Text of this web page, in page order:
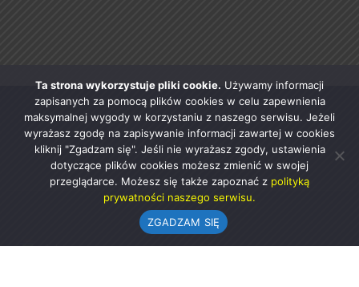
Ta strona wykorzystuje pliki cookie. Używamy informacji
zapisanych za pomocą plików cookies w celu zapewnienia
maksymalnej wygody w korzystaniu z naszego serwisu. Jeżeli
wyrażasz zgodę na zapisywanie informacji zawartej w cookies
kliknij "Zgadzam się". Jeśli nie wyrażasz zgody, ustawienia
dotyczące plików cookies możesz zmienić w swojej
przeglądarce. Możesz się także zapoznać z polityką
prywatności naszego serwisu.
ZGADZAM SIĘ